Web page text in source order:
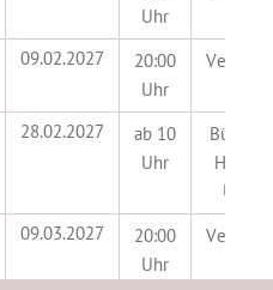
Uhr
09.02.2027
20:00
Uhr
28.02.2027
ab 10
Uhr
09.03.2027
20:00
Uhr